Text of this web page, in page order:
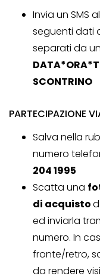
Invia un SMS
seguenti dati
separati da
SCONTRINO
PARTECIPAZIONE
Salva nella
numero
204 1995
Scatta una
di acquisto
ed inviarla
numero. In
fronte/retro,
da rendere